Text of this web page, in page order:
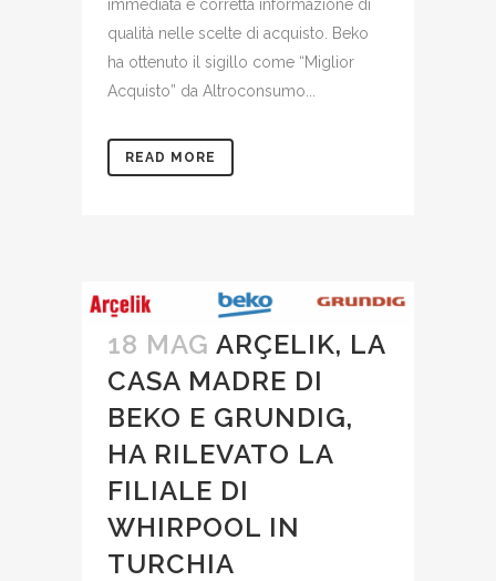
immediata e corretta informazione di
qualità nelle scelte di acquisto. Beko
ha ottenuto il sigillo come “Miglior
Acquisto” da Altroconsumo...
READ MORE
18 MAG ARÇELIK, LA
CASA MADRE DI
BEKO E GRUNDIG,
HA RILEVATO LA
FILIALE DI
WHIRPOOL IN
TURCHIA